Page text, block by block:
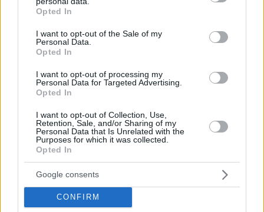
grant or deny consent to Google and its third-party tags to
use your data for below specified purposes in below Google
consent section.
Opted In
I want to opt-out of the Sale of my
Personal Data.
Opted In
I want to opt-out of processing my
Personal Data for Targeted Advertising.
Opted In
I want to opt-out of Collection, Use,
Retention, Sale, and/or Sharing of my
Personal Data that Is Unrelated with the
Purposes for which it was collected.
Opted In
Google consents
CONFIRM
όρασης σκότωνε και βίαζε γυναίκες, η αστυνομία τον
Οι 10 «ήσυχες» παραλίες της Νάξου
πριν 40 λεπτά
Τήνος: Μια διαδρομή στα χωριά, τα τοπία και τα
αξιοθέατα του νησιού
πριν μία ώρα
«Προδίδει τη Γαλλία», λέει ο Μασκ για πολιτικό που
ζήτησε να «κλείνει» το X σε προεκλογικές περιόδους
για να μην επηρεάζει τους ψηφοφόρους
πριν μία ώρα
ΔΕΙΤΕ ΟΛΕΣ ΤΙΣ ΕΙΔΗΣΕΙΣ